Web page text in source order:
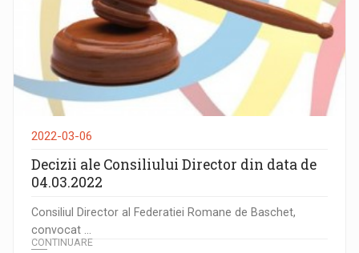
2022-03-06
Decizii ale Consiliului Director din data de
04.03.2022
Consiliul Director al Federatiei Romane de Baschet,
convocat ...
CONTINUARE